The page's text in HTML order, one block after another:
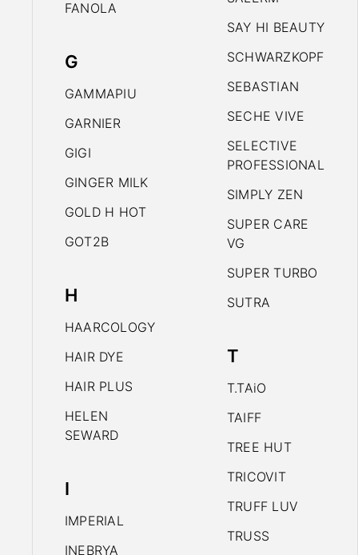
FANOLA
G
GAMMAPIU
GARNIER
GIGI
GINGER MILK
GOLD H HOT
GOT2B
H
HAARCOLOGY
HAIR DYE
HAIR PLUS
HELEN
SEWARD
I
IMPERIAL
INEBRYA
SAY HI BEAUTY
SCHWARZKOPF
SEBASTIAN
SECHE VIVE
SELECTIVE
PROFESSIONAL
SIMPLY ZEN
SUPER CARE
VG
SUPER TURBO
SUTRA
T
T.TAiO
TAIFF
TREE HUT
TRICOVIT
TRUFF LUV
TRUSS